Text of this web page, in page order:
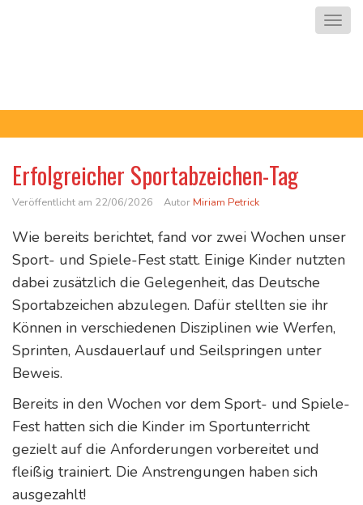
Grundschule
Erfolgreicher Sportabzeichen-Tag
Veröffentlicht am 22/06/2026 AutorMiriam Petrick
Wie bereits berichtet, fand vor zwei Wochen unser
Sport- und Spiele-Fest statt. Einige Kinder nutzten
dabei zusätzlich die Gelegenheit, das Deutsche
Sportabzeichen abzulegen. Dafür stellten sie ihr
Können in verschiedenen Disziplinen wie Werfen,
Sprinten, Ausdauerlauf und Seilspringen unter
Beweis.
Bereits in den Wochen vor dem Sport- und Spiele-
Fest hatten sich die Kinder im Sportunterricht
gezielt auf die Anforderungen vorbereitet und
fleißig trainiert. Die Anstrengungen haben sich
ausgezahlt!